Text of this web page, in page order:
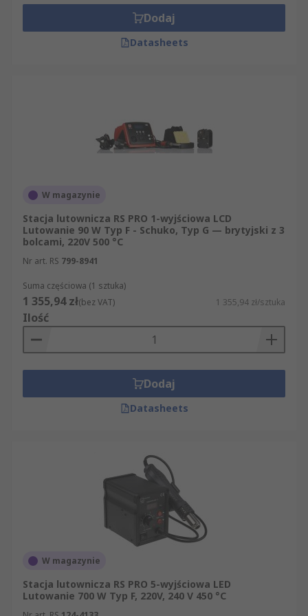
Przy stanowisku lutowniczym warto uwzględnić
także wentylację i odprowadzanie oparów.
powietrzem. Dostępne są m.in. produkty RS PRO
oraz urządzenia marek Weller, Ersa, Metcal i
równieżlutownice
lutownicze, pochłaniacze oparów lutowniczych,
topniki i lutowie. Dzięki temu łatwiej dobrać nie
eksploatacyjne i elementy potrzebne do
regularnej pracy.
Sprawdź dostępne modele, porównaj parametry i
zamów stację lutowniczą dopasowaną do
zastosowania.
Dodaj
Datasheets
W magazynie
Stacja lutownicza RS PRO 1-wyjściowa LCD
Lutowanie 90 W Typ F - Schuko, Typ G — brytyjski z 3
bolcami, 220V 500 °C
Nr art. RS 799-8941
Suma częściowa (1 sztuka)
1 355,94 zł(bez VAT) 1 355,94 zł/sztuka
Ilość
Dodaj
Datasheets
W magazynie
Stacja lutownicza RS PRO 5-wyjściowa LED
Lutowanie 700 W Typ F, 220V, 240 V 450 °C